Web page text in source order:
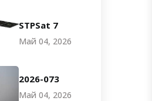
STPSat 7
Май 04, 2026
2026-073
Май 04, 2026